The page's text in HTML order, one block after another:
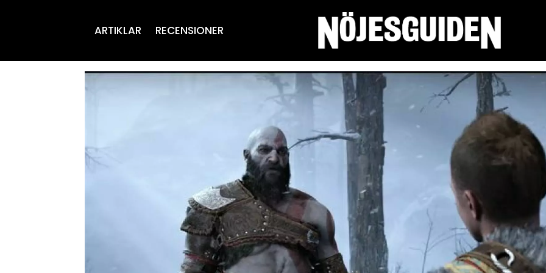
ARTIKLAR RECENSIONER